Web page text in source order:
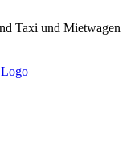
Taxi und Mietwagen